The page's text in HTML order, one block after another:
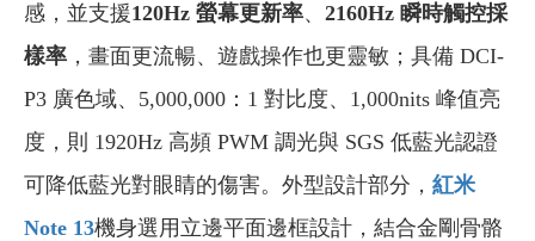
感，並支援120Hz 螢幕更新率、 2160Hz 瞬時觸控採
樣率 ，畫面更流暢、遊戲操作也更靈敏；具備 DCI-
P3 廣色域、5,000,000：1 對比度、1,000nits 峰值亮
度，則 1920Hz 高頻 PWM 調光與 SGS 低藍光認證
可降低藍光對眼睛的傷害。外型設計部分， 紅米
Note 13機身選用立邊平面邊框設計，結合金剛骨骼